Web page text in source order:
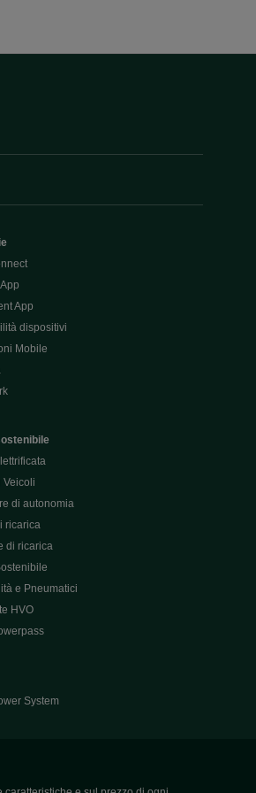
App
dispositivi
Mobile
Veicoli
di autonomia
ricarica
di ricarica
e Pneumatici
HVO
System